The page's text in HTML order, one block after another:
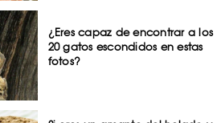
¿Eres capaz de encontrar a los
20 gatos escondidos en estas
fotos?